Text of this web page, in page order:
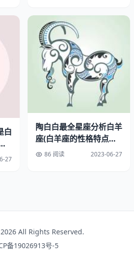
非常默契的一对。他们都非常热爱
的事物和挑战自己。他们可以一起
美食，享受生活的乐趣。
常乐观和积极，他们可以互相鼓
战。他们都非常热爱生命，对未来
一起制定计划，共同追求自己的梦
动，展现自己的风采，让人们对他
常注重公正和平衡，他们可以互相
白
27
陶白白最全星座分析白羊
座(白羊座的性格特点与
爱情观解析)
86 阅读 2023-06-27
All Rights Reserved.
备19026913号-5